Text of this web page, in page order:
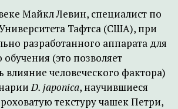
Майкл Левин, специалист по
Тафтса (США), при
разработанного аппарата для
обучения (это позволяет
человеческого фактора)
D. japonica, научившиеся
текстуру чашек Петри,